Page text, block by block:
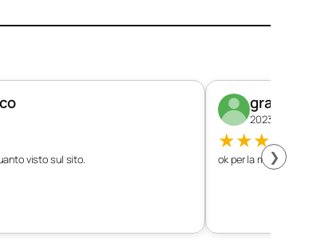
visto sul sito.
graziano
2023.08.26
★★★★
ok per la mia vettura
❯